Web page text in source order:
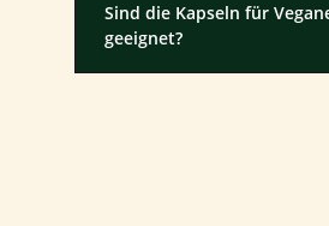
Sind die Kapseln für
geeignet?